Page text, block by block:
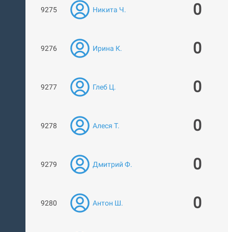
9275 Никита Ч. 0
9276 Ирина К. 0
9277 Глеб Ц. 0
9278 Алеся Т. 0
9279 Дмитрий Ф. 0
9280 Антон Ш. 0